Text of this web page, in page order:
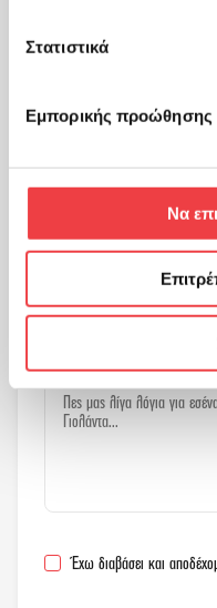
Στατιστικά
Εμπορικής προώθησης
Να
Τοποθεσία
Έχω διαβάσει και